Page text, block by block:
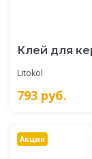
Клей для
Litokol
793 руб.
Акция